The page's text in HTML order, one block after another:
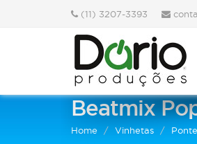
(11) 3207-3393
Beatmix
Home Vinhetas